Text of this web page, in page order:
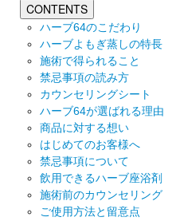
CONTENTS
ハーブ64のこだわり
ハーブよもぎ蒸しの特長
施術で得られること
禁忌事項の読み方
カウンセリングシート
ハーブ64が選ばれる理由
商品に対する想い
はじめてのお客様へ
禁忌事項について
飲用できるハーブ座浴剤
施術前のカウンセリング
ご使用方法と留意点